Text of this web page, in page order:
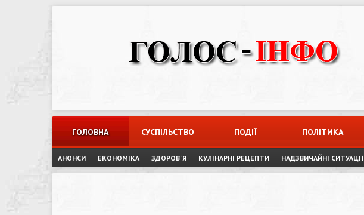
ГОЛОВНА СУСПІЛЬСТВО ПОДІЇ ПОЛІТИКА
АНОНСИ ЕКОНОМІКА ЗДОРОВ`Я КУЛІНАРНІ РЕЦЕПТИ НАДЗВИЧАЙНІ СИТУАЦІЇ